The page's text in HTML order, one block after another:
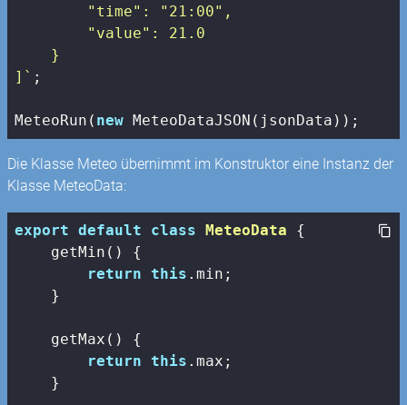
        "time": "21:00",
        "value": 21.0
    }
]` ;
MeteoRun( new MeteoDataJSON(jsonData));
Die Klasse Meteo übernimmt im Konstruktor eine Instanz der
Klasse MeteoData:
export default class MeteoData
{
    getMin() {
return this .min;
    }
    getMax() {
return this .max;
    }